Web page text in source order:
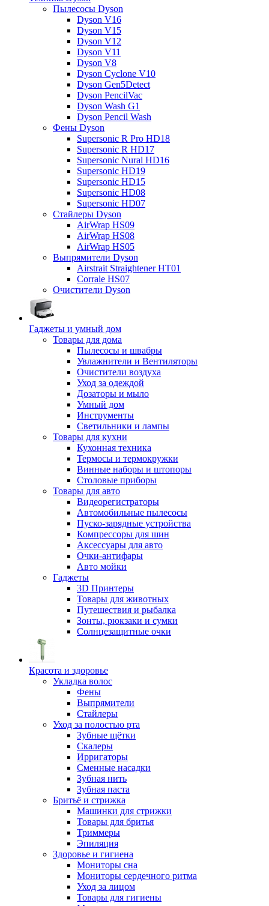
Пылесосы Dyson
Dyson V16
Dyson V15
Dyson V12
Dyson V11
Dyson V8
Dyson Cyclone V10
Dyson Gen5Detect
Dyson PencilVac
Dyson Wash G1
Dyson Pencil Wash
Фены Dyson
Supersonic R Pro HD18
Supersonic R HD17
Supersonic Nural HD16
Supersonic HD19
Supersonic HD15
Supersonic HD08
Supersonic HD07
Стайлеры Dyson
AirWrap HS09
AirWrap HS08
AirWrap HS05
Выпрямители Dyson
Airstrait Straightener HT01
Corrale HS07
Очистители Dyson
Гаджеты и умный дом
Товары для дома
Пылесосы и швабры
Увлажнители и Вентиляторы
Очистители воздуха
Уход за одеждой
Дозаторы и мыло
Умный дом
Инструменты
Светильники и лампы
Товары для кухни
Кухонная техника
Термосы и термокружки
Винные наборы и штопоры
Столовые приборы
Товары для авто
Видеорегистраторы
Автомобильные пылесосы
Пуско-зарядные устройства
Компрессоры для шин
Аксессуары для авто
Очки-антифары
Авто мойки
Гаджеты
3D Принтеры
Товары для животных
Путешествия и рыбалка
Зонты, рюкзаки и сумки
Солнцезащитные очки
Красота и здоровье
Укладка волос
Фены
Выпрямители
Стайлеры
Уход за полостью рта
Зубные щётки
Скалеры
Ирригаторы
Сменные насадки
Зубная нить
Зубная паста
Бритьё и стрижка
Машинки для стрижки
Товары для бритья
Триммеры
Эпиляция
Здоровье и гигиена
Мониторы сна
Мониторы сердечного ритма
Уход за лицом
Товары для гигиены